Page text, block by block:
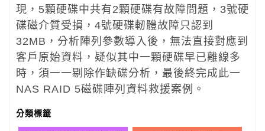
現，5顆硬碟中共有2顆硬碟有故障問題，3號硬
碟磁介質受損，4號硬碟軔體故障只認到
32MB，分析陣列參數導入後，無法直接對應到
客戶原始資料，疑似其中一顆硬碟早已離線多
時，須一一剔除作缺碟分析，最後終完成此一
NAS RAID 5磁碟陣列資料救援案例。
分類標籤